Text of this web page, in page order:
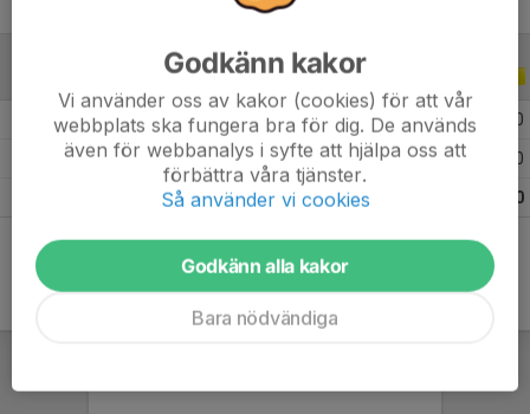
ALLA ÅR
2026 7 0 0 0
3 0 0
0
Godkänn kakor
Vi använder oss av kakor (cookies) för att vår
webbplats ska fungera bra för dig. De används
även för webbanalys i syfte att hjälpa oss att
förbättra våra tjänster.
Så använder vi cookies
Godkänn alla kakor
Bara nödvändiga